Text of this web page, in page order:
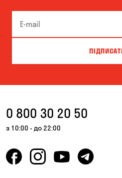
0 800 30 20 50
з 10:00 - до 22:00